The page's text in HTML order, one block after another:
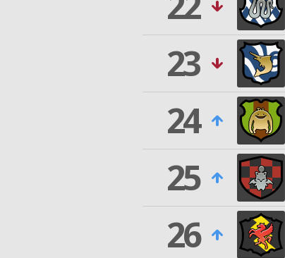
23
24
25
26